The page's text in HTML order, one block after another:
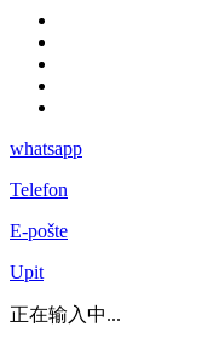
whatsapp
Telefon
E-pošte
Upit
正在输入中...